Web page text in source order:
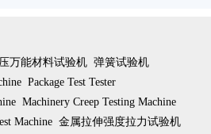
万能材料试验机 弹簧试验机
Package Test Tester
Machinery Creep Testing Machine
Machine 金属拉伸强度拉力试验机